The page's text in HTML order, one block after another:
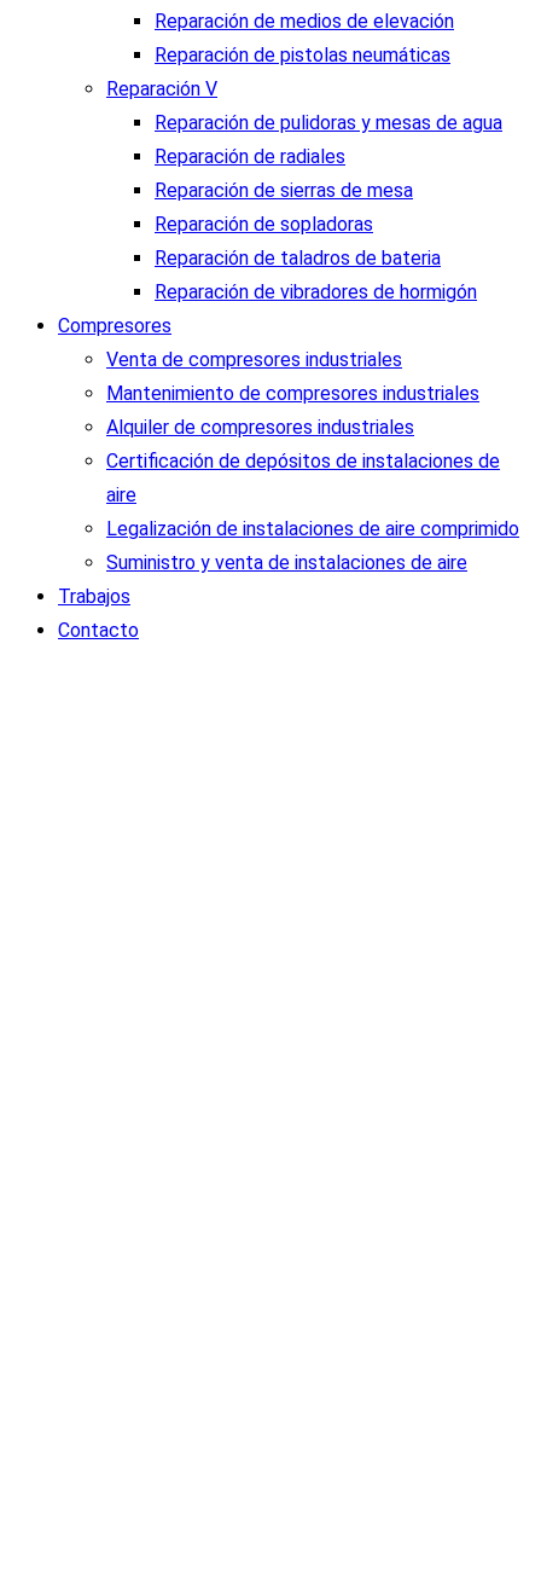
Reparación de medios de elevación
Reparación de pistolas neumáticas
Reparación V
Reparación de pulidoras y mesas de agua
Reparación de radiales
Reparación de sierras de mesa
Reparación de sopladoras
Reparación de taladros de bateria
Reparación de vibradores de hormigón
Compresores
Venta de compresores industriales
Mantenimiento de compresores industriales
Alquiler de compresores industriales
Certificación de depósitos de instalaciones de
aire
Legalización de instalaciones de aire comprimido
Suministro y venta de instalaciones de aire
Trabajos
Contacto